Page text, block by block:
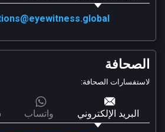
الصحافة
لاستفسارات الصحافة:
البريد الإلكتروني واتساب